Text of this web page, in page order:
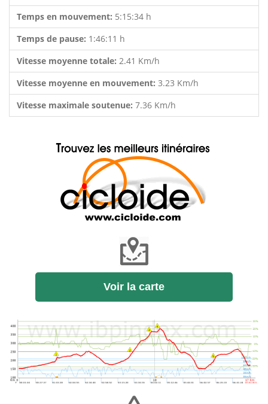
Temps en mouvement: 5:15:34 h
Temps de pause: 1:46:11 h
Vitesse moyenne totale: 2.41 Km/h
Vitesse moyenne en mouvement: 3.23 Km/h
Vitesse maximale soutenue: 7.36 Km/h
Voir la carte